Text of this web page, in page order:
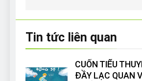
Tin tức liên quan
CUỐN TIỂU
ĐẦY LẠC QUAN